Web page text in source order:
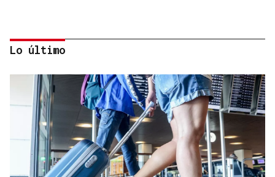
PLANIFICAR CON ANTELACIÓN
Lo último